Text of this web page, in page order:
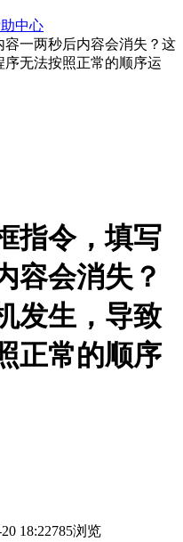
中心
一两秒后内容会消失？这
无法按照正常的顺序运
指令，填写
容会消失？
发生，导致
正常的顺序
18:22785浏览